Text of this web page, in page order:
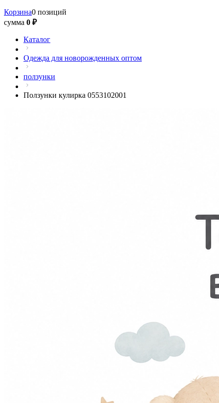
Корзина0 позиций
сумма 0 ₽
Каталог
Одежда для новорожденных оптом
ползунки
Ползунки кулирка 0553102001